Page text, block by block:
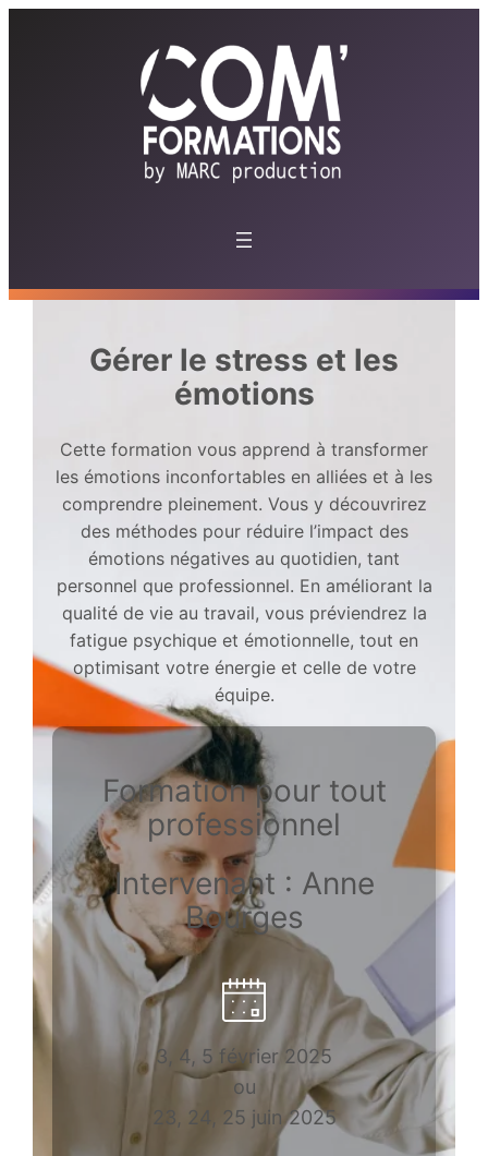
Gérer le stress et les
émotions
Cette formation vous apprend à transformer
les émotions inconfortables en alliées et à les
comprendre pleinement. Vous y découvrirez
des méthodes pour réduire l’impact des
émotions négatives au quotidien, tant
personnel que professionnel. En améliorant la
qualité de vie au travail, vous préviendrez la
fatigue psychique et émotionnelle, tout en
optimisant votre énergie et celle de votre
équipe.
Formation pour tout
professionnel
Intervenant : Anne
Bourges
3, 4, 5 février 2025
ou
23, 24, 25 juin 2025